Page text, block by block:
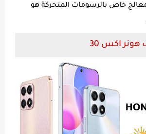
خاص بالرسومات المتحركة هو
اكس 30